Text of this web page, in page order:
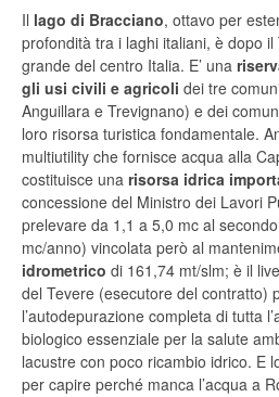
Il lago di Bracciano, ottavo per
profondità tra i laghi italiani, è dopo
grande del centro Italia. E’ una
gli usi civili e agricoli dei tre
Anguillara e Trevignano) e dei
loro risorsa turistica fondamentale.
multiutility che fornisce acqua alla
costituisce una risorsa idrica
concessione del Ministro dei Lavori
prelevare da 1,1 a 5,0 mc al
mc/anno) vincolata però al
idrometrico di 161,74 mt/slm; è il
del Tevere (esecutore del contratto)
l’autodepurazione completa di tutta
biologico essenziale per la salute
lacustre con poco ricambio idrico. E
per capire perché manca l’acqua a